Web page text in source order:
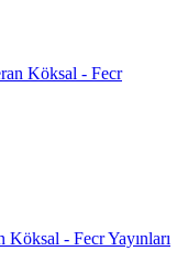
- Fecr Yayınları